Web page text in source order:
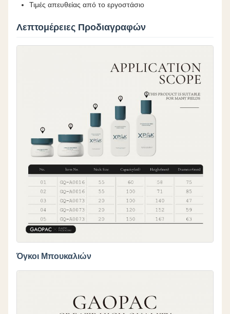
Τιμές απευθείας από το εργοστάσιο
Λεπτομέρειες Προδιαγραφών
Όγκοι Μπουκαλιών